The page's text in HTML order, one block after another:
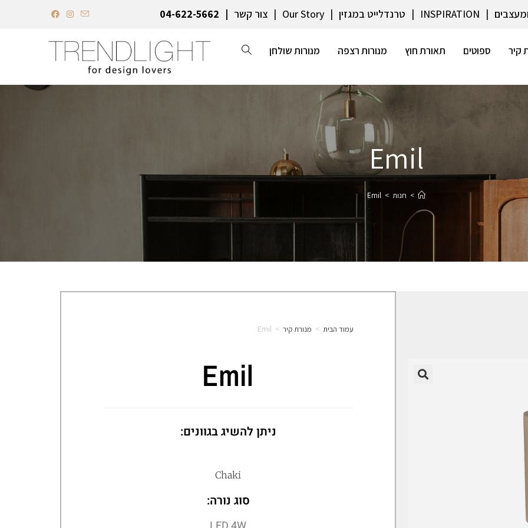
INSPIRATION טרנדלייט במגזין Our Story צור קשר 04-622-5662‏
קיר ספוטים תאורת חוץ מנורות רצפה מנורות שולחן
Emil
> חנות >
Emil
עמוד הבית > מנורת קיר >
Emil
Emil
ניתן להשיג בגוונים:
Chaki
סוג נורה: